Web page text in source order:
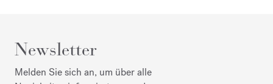
Newsletter
Melden Sie sich an, um über alle